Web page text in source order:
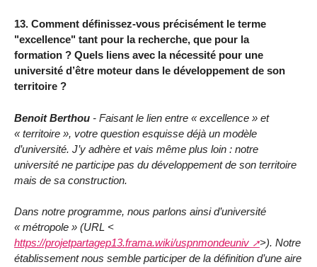
13. Comment définissez-vous précisément le terme
"excellence" tant pour la recherche, que pour la
formation ? Quels liens avec la nécessité pour une
université d’être moteur dans le développement de son
territoire ?
Benoit Berthou - Faisant le lien entre « excellence » et
« territoire », votre question esquisse déjà un modèle
d’université. J’y adhère et vais même plus loin : notre
université ne participe pas du développement de son territoire
mais de sa construction.
Dans notre programme, nous parlons ainsi d’université
« métropole » (URL <
https://projetpartagep13.frama.wiki/uspnmondeuniv
>). Notre
établissement nous semble participer de la définition d’une aire